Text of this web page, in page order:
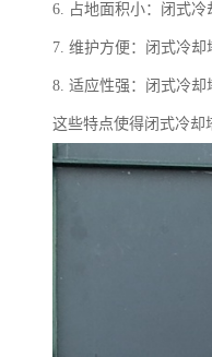
6. 占地面积小：闭式冷
7. 维护方便：闭式冷
8. 适应性强：闭式冷却
这些特点使得闭式冷却